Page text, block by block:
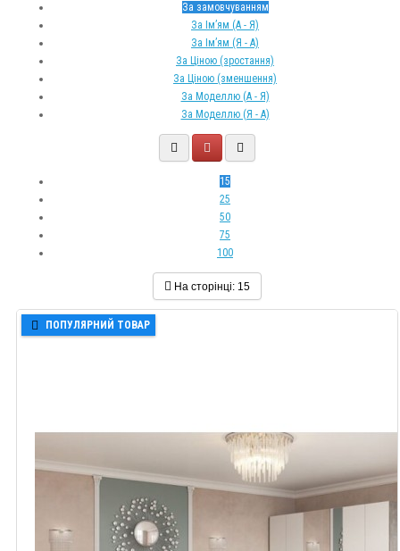
За замовчуванням
За Ім’ям (A - Я)
За Ім’ям (Я - A)
За Ціною (зростання)
За Ціною (зменшення)
За Моделлю (A - Я)
За Моделлю (Я - A)
15
25
50
75
100
На сторінці: 15
ПОПУЛЯРНИЙ ТОВАР